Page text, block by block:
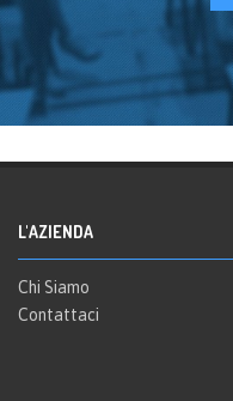
L'AZIENDA
Chi Siamo
Contattaci